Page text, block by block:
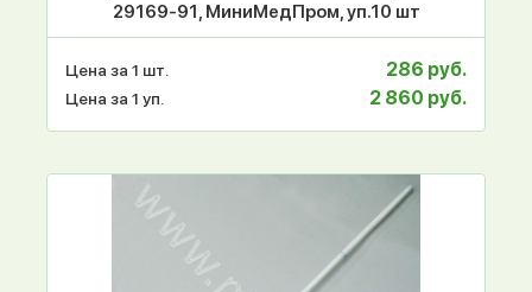
29169-91, МиниМедПром, уп.10 шт
Цена за 1 шт. 286 руб.
Цена за 1 уп. 2 860 руб.